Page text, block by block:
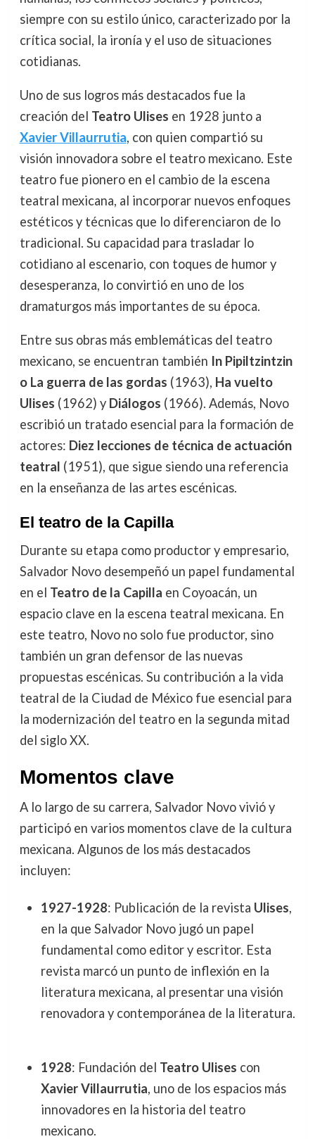
siempre con su estilo único, caracterizado por la
crítica social, la ironía y el uso de situaciones
cotidianas.
Uno de sus logros más destacados fue la
creación del Teatro Ulises en 1928 junto a
Xavier Villaurrutia, con quien compartió su
visión innovadora sobre el teatro mexicano. Este
teatro fue pionero en el cambio de la escena
teatral mexicana, al incorporar nuevos enfoques
estéticos y técnicas que lo diferenciaron de lo
tradicional. Su capacidad para trasladar lo
cotidiano al escenario, con toques de humor y
desesperanza, lo convirtió en uno de los
dramaturgos más importantes de su época.
Entre sus obras más emblemáticas del teatro
mexicano, se encuentran también In Pipiltzintzin
o La guerra de las gordas (1963), Ha vuelto
Ulises (1962) y Diálogos (1966). Además, Novo
escribió un tratado esencial para la formación de
actores: Diez lecciones de técnica de actuación
teatral (1951), que sigue siendo una referencia
en la enseñanza de las artes escénicas.
El teatro de la Capilla
Durante su etapa como productor y empresario,
Salvador Novo desempeñó un papel fundamental
en el Teatro de la Capilla en Coyoacán, un
espacio clave en la escena teatral mexicana. En
este teatro, Novo no solo fue productor, sino
también un gran defensor de las nuevas
propuestas escénicas. Su contribución a la vida
teatral de la Ciudad de México fue esencial para
la modernización del teatro en la segunda mitad
del siglo XX.
Momentos clave
A lo largo de su carrera, Salvador Novo vivió y
participó en varios momentos clave de la cultura
mexicana. Algunos de los más destacados
incluyen:
1927-1928: Publicación de la revista Ulises,
en la que Salvador Novo jugó un papel
fundamental como editor y escritor. Esta
revista marcó un punto de inflexión en la
literatura mexicana, al presentar una visión
renovadora y contemporánea de la literatura.
1928: Fundación del Teatro Ulises con
Xavier Villaurrutia, uno de los espacios más
innovadores en la historia del teatro
mexicano.